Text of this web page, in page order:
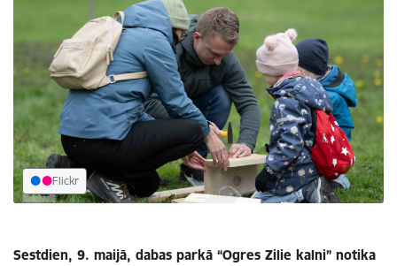
Flickr
Sestdien, 9. maijā, dabas parkā “Ogres Zilie kalni” notika